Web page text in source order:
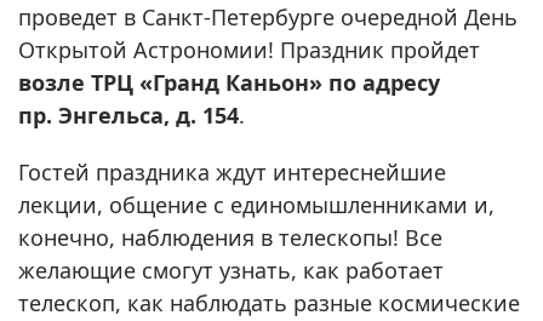
проведет в Санкт-Петербурге очередной День
Открытой Астрономии! Праздник пройдет
возле ТРЦ «Гранд Каньон» по адресу
пр. Энгельса, д. 154.
Гостей праздника ждут интереснейшие
лекции, общение с единомышленниками и,
конечно, наблюдения в телескопы! Все
желающие смогут узнать, как работает
телескоп, как наблюдать разные космические